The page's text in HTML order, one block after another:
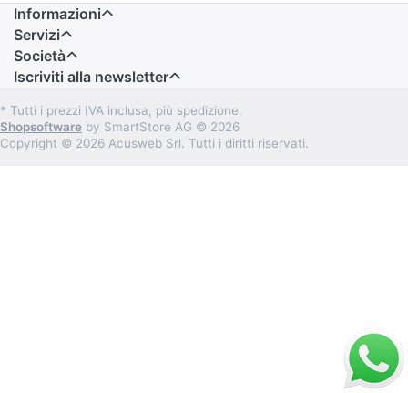
Informazioni
Servizi
Società
Iscriviti alla newsletter
* Tutti i prezzi IVA inclusa, più spedizione.
Shopsoftware by SmartStore AG © 2026
Copyright © 2026 Acusweb Srl. Tutti i diritti riservati.